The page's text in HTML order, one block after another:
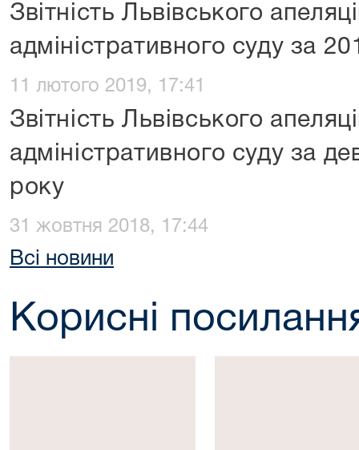
Звітність Львівського
адміністративного суду за
11 лютого 2019, 17:41
Звітність Львівського
адміністративного суду за
року
31 жовтня 2018, 17:44
Всі новини
Корисні